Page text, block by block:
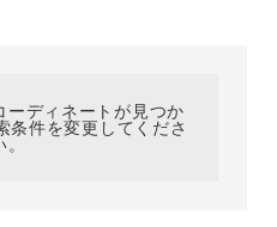
ーディネートが見つか
条件を変更してくださ
。